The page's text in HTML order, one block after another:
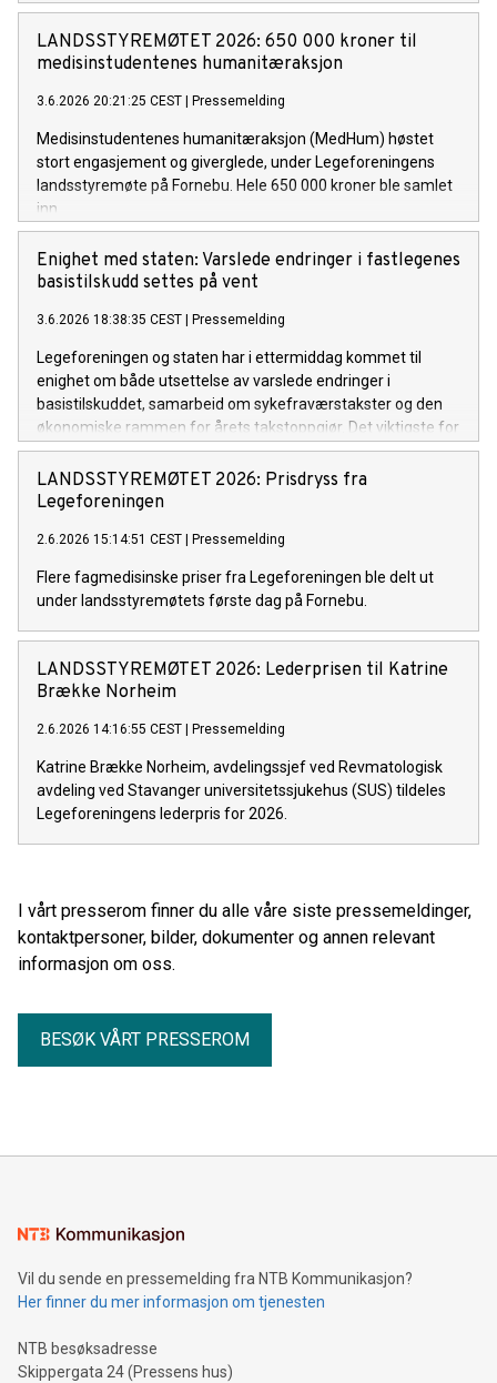
må planen følges opp med en enda sterkere satsing på
grunnutdanning, spesialistutdanning og kapasitet.
LANDSSTYREMØTET 2026: 650 000 kroner til
medisinstudentenes humanitæraksjon
3.6.2026 20:21:25 CEST Pressemelding
Medisinstudentenes humanitæraksjon (MedHum) høstet
stort engasjement og giverglede, under Legeforeningens
landsstyremøte på Fornebu. Hele 650 000 kroner ble samlet
inn.
Enighet med staten: Varslede endringer i fastlegenes
basistilskudd settes på vent
3.6.2026 18:38:35 CEST Pressemelding
Legeforeningen og staten har i ettermiddag kommet til
enighet om både utsettelse av varslede endringer i
basistilskuddet, samarbeid om sykefraværstakster og den
økonomiske rammen for årets takstoppgjør. Det viktigste for
fastlegene er at de dramatiske endringene i basistilskuddet
fra 1. juli nå settes på vent.
LANDSSTYREMØTET 2026: Prisdryss fra
Legeforeningen
2.6.2026 15:14:51 CEST Pressemelding
Flere fagmedisinske priser fra Legeforeningen ble delt ut
under landsstyremøtets første dag på Fornebu.
LANDSSTYREMØTET 2026: Lederprisen til Katrine
Brække Norheim
2.6.2026 14:16:55 CEST Pressemelding
Katrine Brække Norheim, avdelingssjef ved Revmatologisk
avdeling ved Stavanger universitetssjukehus (SUS) tildeles
Legeforeningens lederpris for 2026.
I vårt presserom finner du alle våre siste pressemeldinger,
kontaktpersoner, bilder, dokumenter og annen relevant
informasjon om oss.
BESØK VÅRT PRESSEROM
Vil du sende en pressemelding fra NTB Kommunikasjon?
Her finner du mer informasjon om tjenesten
NTB besøksadresse
Skippergata 24 (Pressens hus)